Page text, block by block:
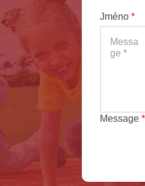
Jméno *
Message *